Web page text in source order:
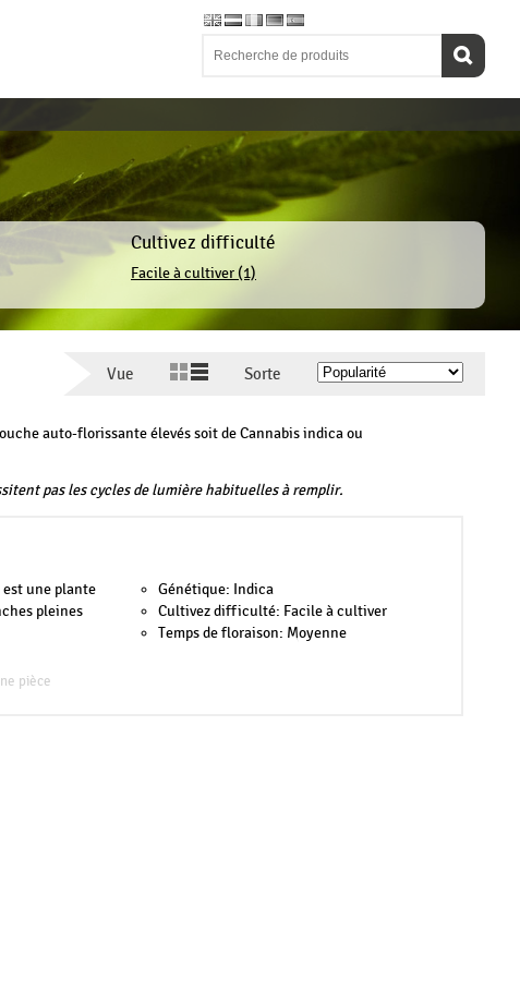
Cultivez difficulté
Facile à cultiver (1)
Vue Sorte
auto-florissante élevés soit de Cannabis indica ou
pas les cycles de lumière habituelles à remplir.
une plante
pleines
Génétique: Indica
Cultivez difficulté: Facile à cultiver
Temps de floraison: Moyenne
pièce